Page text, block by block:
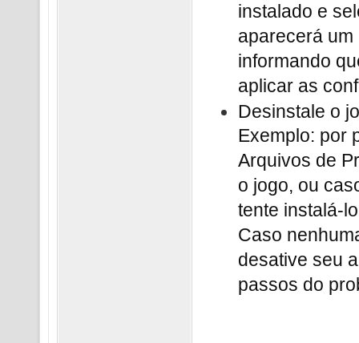
instalado e
aparecerá um
informando
aplicar as
Desinstale o
Exemplo: por
Arquivos de
o jogo, ou
tente instalá-
Caso
desative seu
passos do